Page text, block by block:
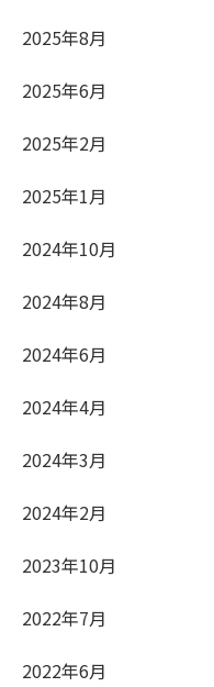
2025年8月
2025年6月
2025年2月
2025年1月
2024年10月
2024年8月
2024年6月
2024年4月
2024年3月
2024年2月
2023年10月
2022年7月
2022年6月